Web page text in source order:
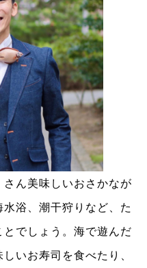
ん美味しいおさかなが
浴、潮干狩りなど、た
とでしょう。海で遊んだ
いお寿司を食べたり、